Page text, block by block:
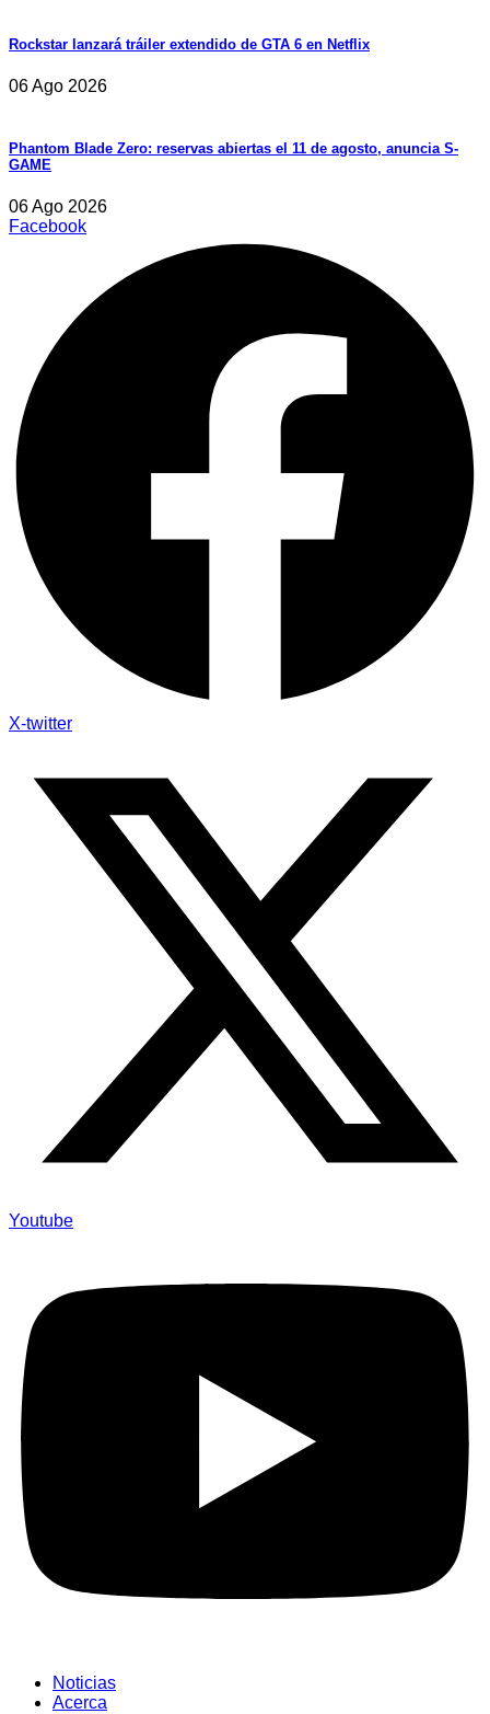
Rockstar lanzará tráiler extendido de GTA 6 en Netflix
06 Ago 2026
Phantom Blade Zero: reservas abiertas el 11 de agosto, anuncia S-
GAME
06 Ago 2026
Facebook
X-twitter
Youtube
Noticias
Acerca